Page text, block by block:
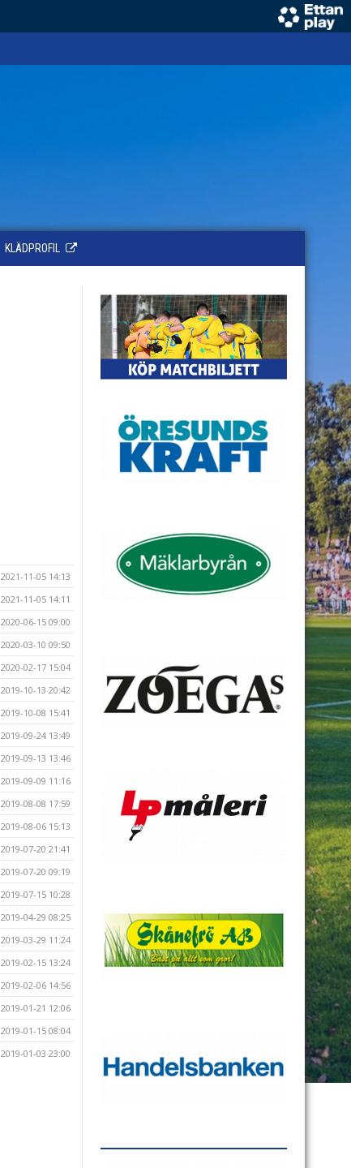
KLÄDPROFIL
2021-11-05 14:13
2021-11-05 14:11
2020-06-15 09:00
2020-03-10 09:50
2020-02-17 15:04
2019-10-13 20:42
2019-10-08 15:41
2019-09-24 13:49
2019-09-13 13:46
2019-09-09 11:16
2019-08-08 17:59
2019-08-06 15:13
2019-07-20 21:41
2019-07-20 09:19
2019-07-15 10:28
2019-04-29 08:25
2019-03-29 11:24
2019-02-15 13:24
2019-02-06 14:56
2019-01-21 12:06
2019-01-15 08:04
2019-01-03 23:00